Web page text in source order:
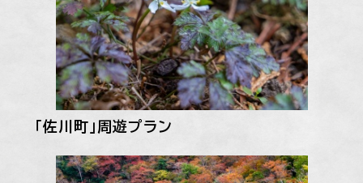
「佐川町」周遊プラン